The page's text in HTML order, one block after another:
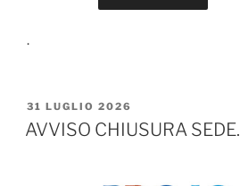
.
PUBBLICATO
IL
31 LUGLIO 2026
AVVISO CHIUSURA SEDE.